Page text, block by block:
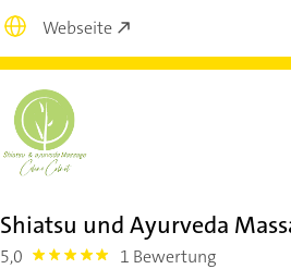
Webseite
Shiatsu und Ayurveda
5,0 5.0 1 Bewertung